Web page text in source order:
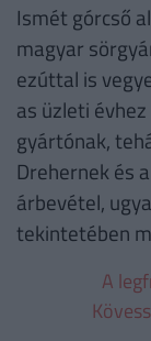
Ismét górcső
magyar
ezúttal is
as üzleti
gyártónak,
Drehernek és
árbevétel,
tekintetében
A